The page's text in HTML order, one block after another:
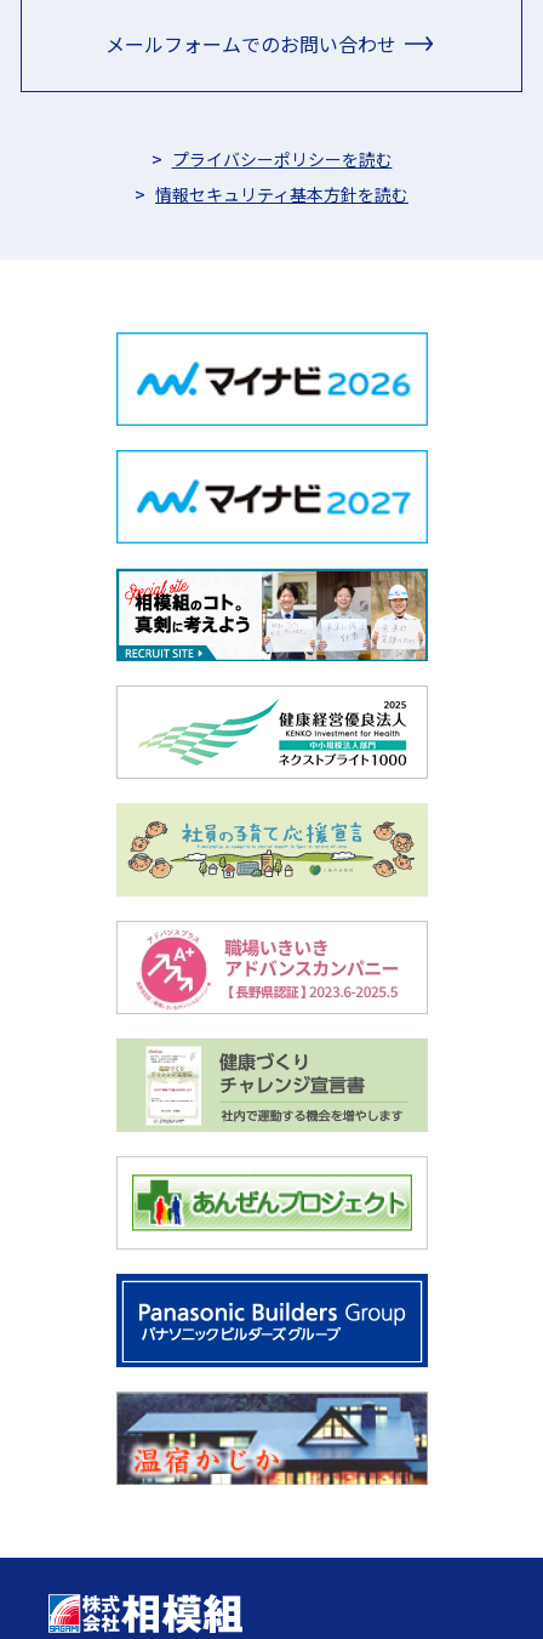
メールフォームでのお問い合わせ
プライバシーポリシーを読む
情報セキュリティ基本方針を読む